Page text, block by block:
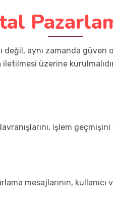
aynı zamanda
iletilmesi üzerine
işlem
mesajlarının,